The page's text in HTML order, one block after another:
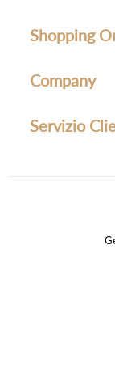
Shopping
Company
Servizio